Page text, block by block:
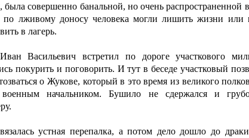
была совершенно банальной, но очень распространенной
по лживому доносу человека могли лишить жизни или
в лагерь.
Васильевич встретил по дороге участкового
покурить и поговорить. И тут в беседе участковый
о Жукове, который в это время из великого
начальником. Бушило не сдержался и
устная перепалка, а потом дело дошло до